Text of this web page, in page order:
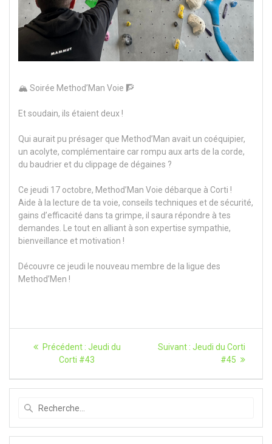
🏔️ Soirée Method’Man Voie 🧗
Et soudain, ils étaient deux !
Qui aurait pu présager que Method’Man avait un coéquipier,
un acolyte, complémentaire car rompu aux arts de la corde,
du baudrier et du clippage de dégaines ?
Ce jeudi 17 octobre, Method’Man Voie débarque à Corti !
Aide à la lecture de ta voie, conseils techniques et de sécurité,
gains d’efficacité dans ta grimpe, il saura répondre à tes
demandes. Le tout en alliant à son expertise sympathie,
bienveillance et motivation !
Découvre ce jeudi le nouveau membre de la ligue des
Method’Men !
Navigation
l’article
Précédent : Article
précédent
Jeudi du
Corti #43
Suivant : Article
Jeudi du Corti
#45
: